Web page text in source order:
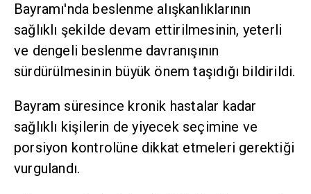
Bayramı'nda beslenme alışkanlıklarının
sağlıklı şekilde devam ettirilmesinin, yeterli
ve dengeli beslenme davranışının
sürdürülmesinin büyük önem taşıdığı bildirildi.
Bayram süresince kronik hastalar kadar
sağlıklı kişilerin de yiyecek seçimine ve
porsiyon kontrolüne dikkat etmeleri gerektiği
vurgulandı.